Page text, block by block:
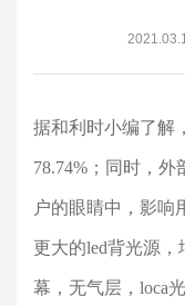
据和利时小编了解
78.74% ；同时，外
户的眼睛中，影响
更大的led背光源，
幕，无气层， loca